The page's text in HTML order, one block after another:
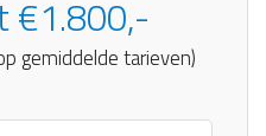
€1.800,-
gemiddelde tarieven)